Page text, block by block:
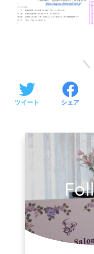
ツイート シェア